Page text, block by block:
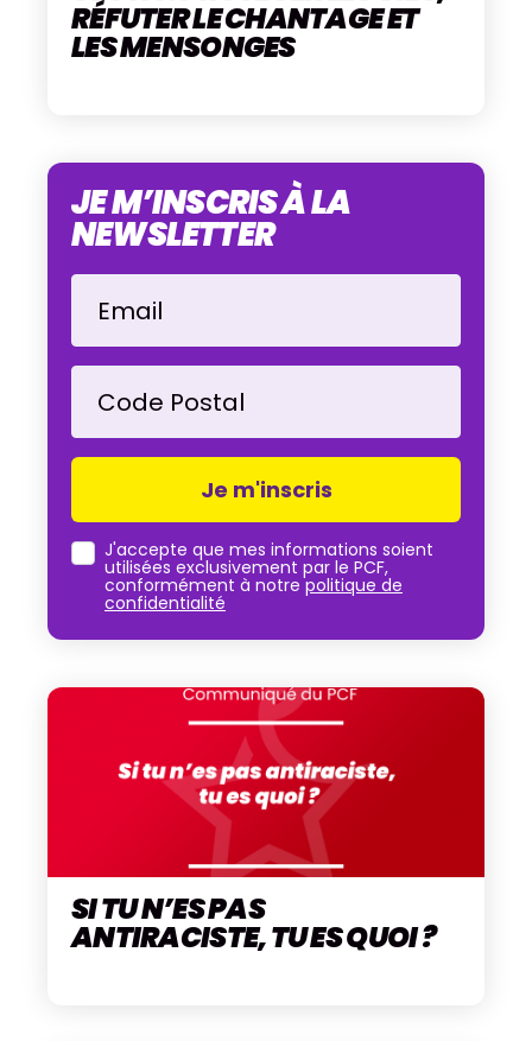
RÉFUTER LE CHANTAGE ET
LES MENSONGES
JE M’INSCRIS À LA
NEWSLETTER
Email
Code Postal
J'accepte que mes informations soient
utilisées exclusivement par le PCF,
conformément à notrepolitique de
confidentialité
SI TU N’ES PAS
ANTIRACISTE, TU ES QUOI ?